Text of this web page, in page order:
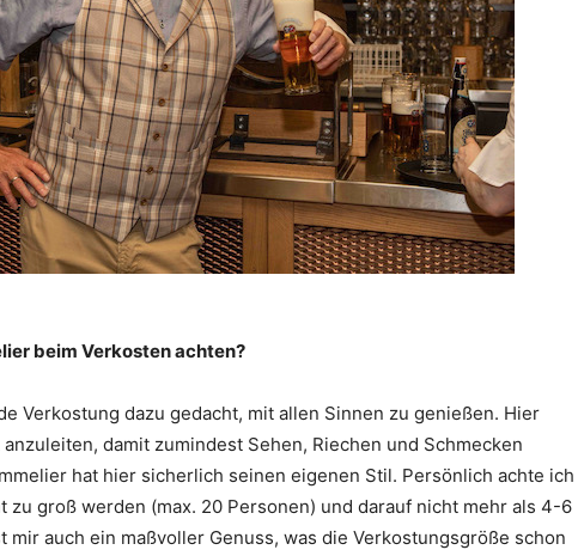
beim Verkosten achten?
Verkostung dazu gedacht, mit allen Sinnen zu genießen. Hier
damit zumindest Sehen, Riechen und Schmecken
hat hier sicherlich seinen eigenen Stil. Persönlich achte ich
zu groß werden (max. 20 Personen) und darauf nicht mehr als 4-6
mir auch ein maßvoller Genuss, was die Verkostungsgröße schon